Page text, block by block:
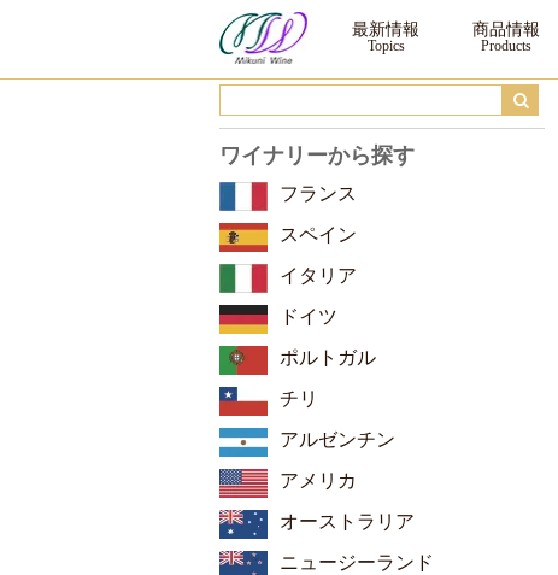
ロジャーグラート カバ ロゼ・ブリュット マグナム ｜ ワイン ｜三国ワイン
最新情報 商品情報
ワイナリーから探す
フランス
スペイン
イタリア
ドイツ
ポルトガル
チリ
アルゼンチン
アメリカ
オーストラリア
ニュージーランド